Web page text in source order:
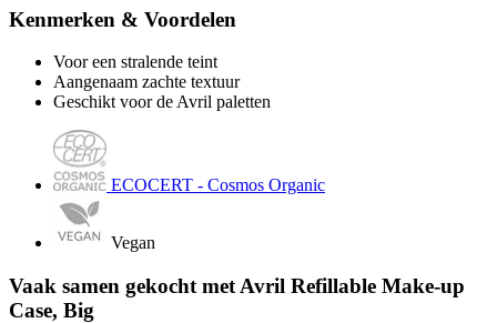
Kenmerken & Voordelen
Voor een stralende teint
Aangenaam zachte textuur
Geschikt voor de Avril paletten
ECOCERT - Cosmos Organic
Vegan
Vaak samen gekocht met Avril Refillable Make-up
Case, Big